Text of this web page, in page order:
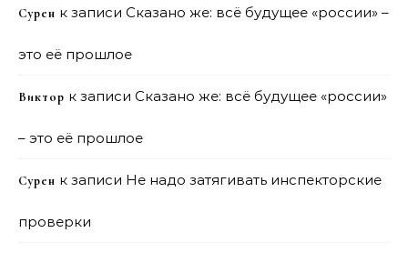
Сурен к записи Сказано же: всё будущее «россии» –
это её прошлое
Виктор к записи Сказано же: всё будущее «россии»
– это её прошлое
Сурен к записи Не надо затягивать инспекторские
проверки